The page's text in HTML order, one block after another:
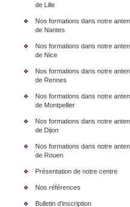
de Lille
Nos formations dans notre
de Nantes
Nos formations dans notre
de Nice
Nos formations dans notre
de Rennes
Nos formations dans notre
de Montpellier
Nos formations dans notre
de Dijon
Nos formations dans notre
de Rouen
Présentation de notre centre
Nos références
Bulletin d'inscription